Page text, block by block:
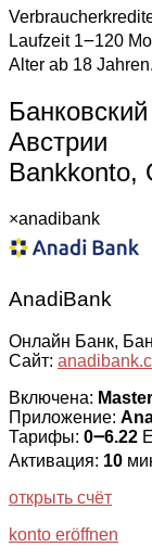
Laufzeit 1౼120
Alter ab 18 Jahren.
Австрии
Bankkonto,
×anadibank
AnadiBank
Онлайн Банк,
Сайт:
Включена:
Приложение:
Тарифы: 0౼6.22
Активация: 10
открыть счёт
konto eröffnen